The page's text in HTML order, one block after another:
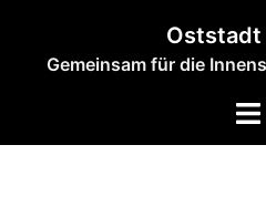
springen
Oststadt
Gemeinsam für die